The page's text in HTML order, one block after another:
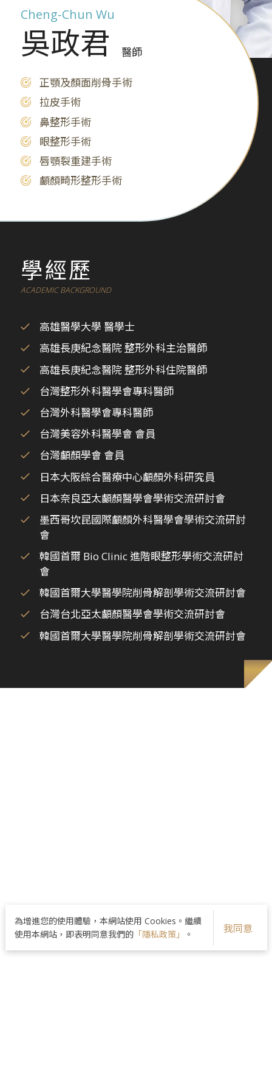
Cheng-Chun Wu
吳政君 醫師
正顎及顏面削骨手術
拉皮手術
鼻整形手術
眼整形手術
唇顎裂重建手術
顱顏畸形整形手術
學經歷
ACADEMIC BACKGROUND
高雄醫學大學 醫學士
高雄長庚紀念醫院 整形外科主治醫師
高雄長庚紀念醫院 整形外科住院醫師
台灣整形外科醫學會專科醫師
台灣外科醫學會專科醫師
台灣美容外科醫學會 會員
台灣顱顏學會 會員
日本大阪綜合醫療中心顱顏外科研究員
日本奈良亞太顱顏醫學會學術交流研討會
墨西哥坎昆國際顱顏外科醫學會學術交流研討
會
韓國首爾 Bio Clinic 進階眼整形學術交流研討
會
韓國首爾大學醫學院削骨解剖學術交流研討會
台灣台北亞太顱顏醫學會學術交流研討會
韓國首爾大學醫學院削骨解剖學術交流研討會
為增進您的使用體驗，本網站使用 Cookies。繼續
使用本網站，即表明同意我們的 「隱私政策」 。 我同意